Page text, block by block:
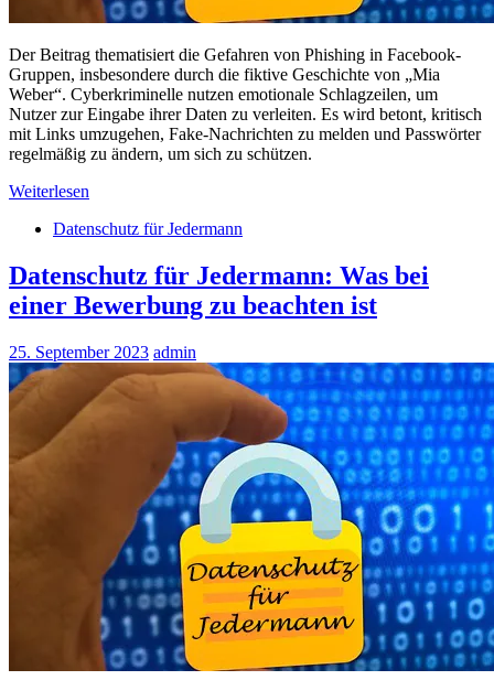
Der Beitrag thematisiert die Gefahren von Phishing in Facebook-
Gruppen, insbesondere durch die fiktive Geschichte von „Mia
Weber“. Cyberkriminelle nutzen emotionale Schlagzeilen, um
Nutzer zur Eingabe ihrer Daten zu verleiten. Es wird betont, kritisch
mit Links umzugehen, Fake-Nachrichten zu melden und Passwörter
regelmäßig zu ändern, um sich zu schützen.
Weiterlesen
Datenschutz für Jedermann
Datenschutz für Jedermann: Was bei
einer Bewerbung zu beachten ist
25. September 2023 admin